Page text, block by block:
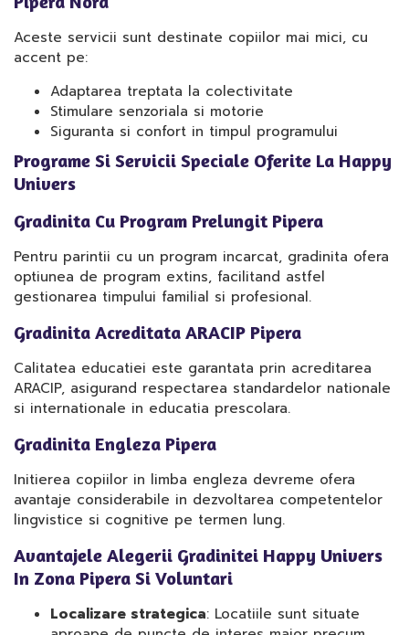
Aceste servicii sunt destinate copiilor mai mici, cu
accent pe:
Adaptarea treptata la colectivitate
Stimulare senzoriala si motorie
Siguranta si confort in timpul programului
Programe Si Servicii Speciale Oferite La Happy
Univers
Gradinita Cu Program Prelungit Pipera
Pentru parintii cu un program incarcat, gradinita ofera
optiunea de program extins, facilitand astfel
gestionarea timpului familial si profesional.
Gradinita Acreditata ARACIP Pipera
Calitatea educatiei este garantata prin acreditarea
ARACIP, asigurand respectarea standardelor nationale
si internationale in educatia prescolara.
Gradinita Engleza Pipera
Initierea copiilor in limba engleza devreme ofera
avantaje considerabile in dezvoltarea competentelor
lingvistice si cognitive pe termen lung.
Avantajele Alegerii Gradinitei Happy Univers
In Zona Pipera Si Voluntari
Localizare strategica: Locatiile sunt situate